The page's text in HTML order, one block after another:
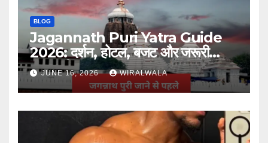
BLOG
Jagannath Puri Yatra Guide
2026: दर्शन, होटल, बजट और जरूरी
जानकारी
JUNE 16, 2026 WIRALWALA